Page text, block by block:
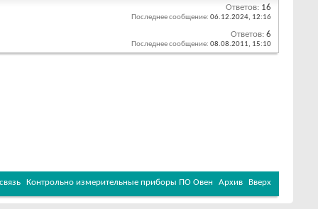
Ответов: 16
Последнее сообщение: 06.12.2024, 12:16
Ответов: 6
Последнее сообщение: 08.08.2011, 15:10
Контрольно измерительные приборы ПО Овен Архив Вверх